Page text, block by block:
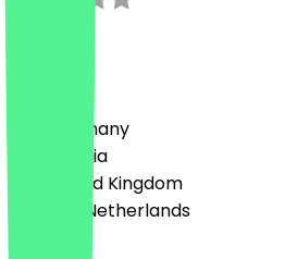
🇩🇪 Germany
🇦🇹 Austria
🇬🇧 United Kingdom
🇳🇱 The Netherlands